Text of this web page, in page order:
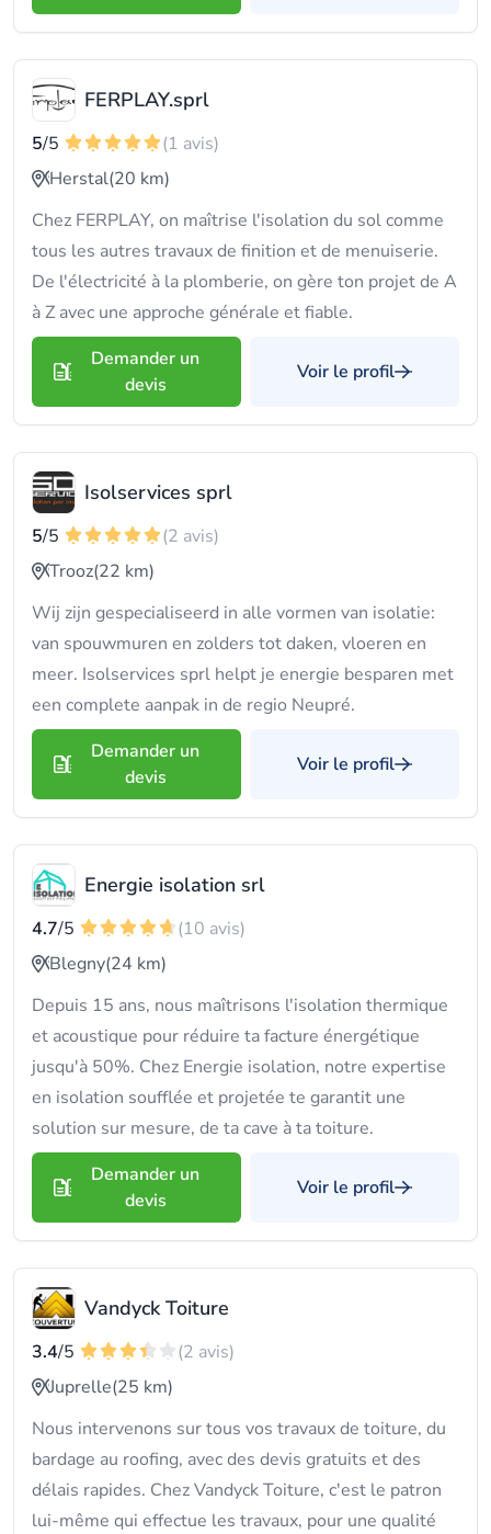
FERPLAY.sprl
5/5
(1 avis)
Herstal(20 km)
Chez FERPLAY, on maîtrise l'isolation du sol comme
tous les autres travaux de finition et de menuiserie.
De l'électricité à la plomberie, on gère ton projet de A
à Z avec une approche générale et fiable.
Demander un
devis
Voir le profil
Isolservices sprl
5/5
(2 avis)
Trooz(22 km)
Wij zijn gespecialiseerd in alle vormen van isolatie:
van spouwmuren en zolders tot daken, vloeren en
meer. Isolservices sprl helpt je energie besparen met
een complete aanpak in de regio Neupré.
Demander un
devis
Voir le profil
Energie isolation srl
4.7/5
(10 avis)
Blegny(24 km)
Depuis 15 ans, nous maîtrisons l'isolation thermique
et acoustique pour réduire ta facture énergétique
jusqu'à 50%. Chez Energie isolation, notre expertise
en isolation soufflée et projetée te garantit une
solution sur mesure, de ta cave à ta toiture.
Demander un
devis
Voir le profil
Vandyck Toiture
3.4/5
(2 avis)
Juprelle(25 km)
Nous intervenons sur tous vos travaux de toiture, du
bardage au roofing, avec des devis gratuits et des
délais rapides. Chez Vandyck Toiture, c'est le patron
lui-même qui effectue les travaux, pour une qualité